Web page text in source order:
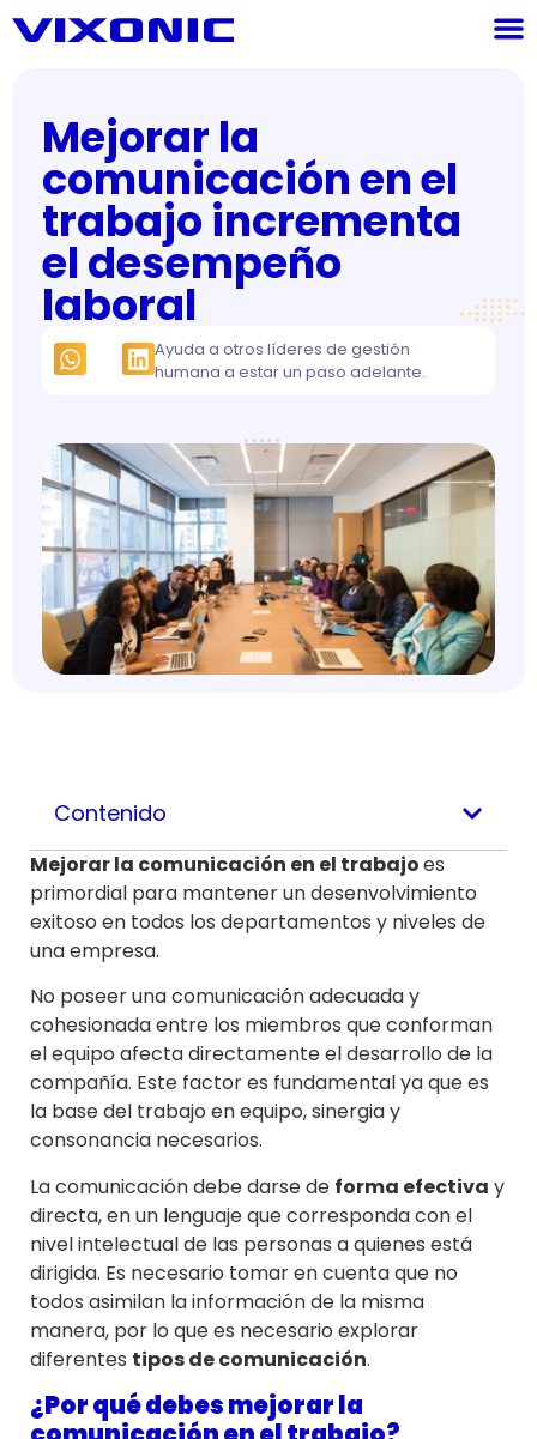
Mejorar la
comunicación en el
trabajo incrementa
el desempeño
laboral
Ayuda a otros líderes de gestión
humana a estar un paso adelante.
Contenido
Mejorar la comunicación en el trabajoes
primordial para mantener un desenvolvimiento
exitoso en todos los departamentos y niveles de
una empresa.
No poseer una comunicación adecuada y
cohesionada entre los miembros que conforman
el equipo afecta directamente el desarrollo de la
compañía. Este factor es fundamental ya que es
la base del trabajo en equipo, sinergia y
consonancia necesarios.
La comunicación debe darse de forma efectiva y
directa, en un lenguaje que corresponda con el
nivel intelectual de las personas a quienes está
dirigida. Es necesario tomar en cuenta que no
todos asimilan la información de la misma
manera, por lo que es necesario explorar
diferentes tipos de comunicación.
¿Por qué debes mejorar la